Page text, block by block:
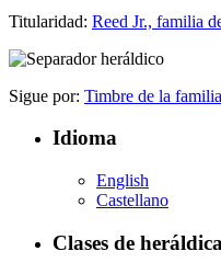
Titularidad: Reed Jr., familia
Sigue por: Timbre de la
Idioma
English
Castellano
Clases de heráldica